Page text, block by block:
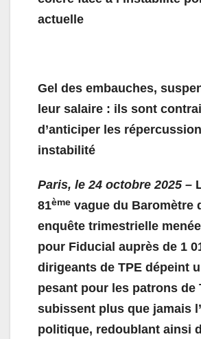
actuelle
Gel des embauches,
leur salaire : ils sont
d’anticiper les
instabilité
Paris, le 24 octobre 2025 –
81ème vague du Baromètre
enquête trimestrielle menée
pour Fiducial auprès de 1
dirigeants de TPE dépeint
pesant pour les patrons de
subissent plus que jamais
politique, redoublant ainsi